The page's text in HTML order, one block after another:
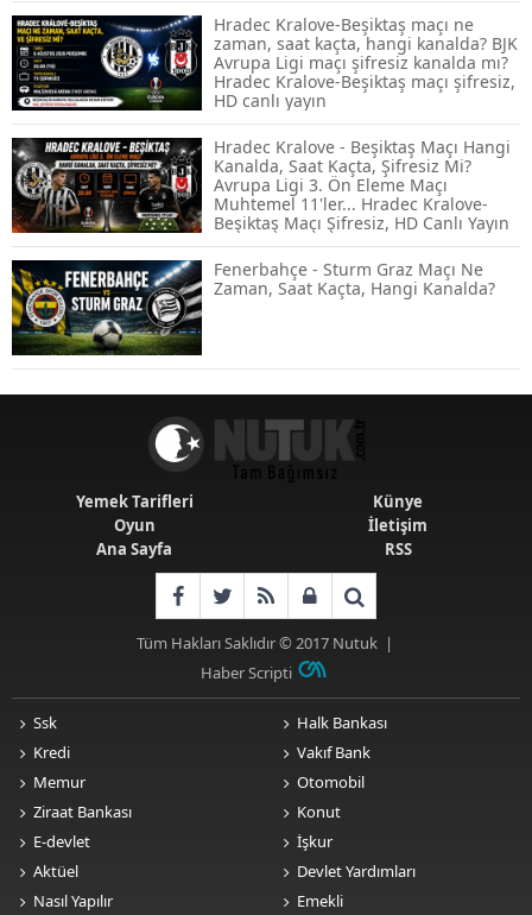
Temmuz 2026 Maaş Zammı Netleşiyor!
Memur, Emekli ve Sosyal Yardımlarda
Yeni Oranlar
KOSGEB’den KOBİ’lere Dev Finansman
Hamlesi: 36 Ay Vadeli 30 Milyon TL
Destek
Emekli Maaşlarında Temmuz Hesabı:
Zam Oranı ve Taban Aylık İçin Yeni
Senaryolar
Hradec Kralove-Beşiktaş maçı ne
zaman, saat kaçta, hangi kanalda? BJK
Avrupa Ligi maçı şifresiz kanalda mı?
Hradec Kralove-Beşiktaş maçı şifresiz,
HD canlı yayın
Hradec Kralove - Beşiktaş Maçı Hangi
Kanalda, Saat Kaçta, Şifresiz Mi?
Avrupa Ligi 3. Ön Eleme Maçı
Muhtemel 11'ler... Hradec Kralove-
Beşiktaş Maçı Şifresiz, HD Canlı Yayın
Fenerbahçe - Sturm Graz Maçı Ne
Zaman, Saat Kaçta, Hangi Kanalda?
Yemek Tarifleri
Oyun
Ana Sayfa
Künye
İletişim
RSS
Tüm Hakları Saklıdır © 2017 Nutuk|
Haber Scripti
Ssk
Kredi
Memur
Ziraat Bankası
E-devlet
Aktüel
Nasıl Yapılır
Halk Bankası
Vakıf Bank
Otomobil
Konut
İşkur
Devlet Yardımları
Emekli